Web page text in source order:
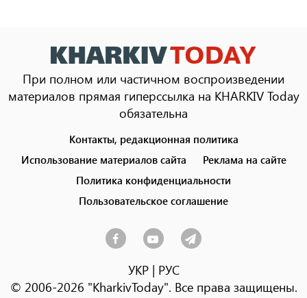
При полном или частичном воспроизведении
материалов прямая гиперссылка на KHARKIV Today
обязательна
menu
Контакты, редакционная политика
Использование материалов сайта
Реклама на сайте
Политика конфиденциальности
Пользовательское соглашение
УКР| РУС
© 2006-2026 "KharkivToday". Все права защищены.